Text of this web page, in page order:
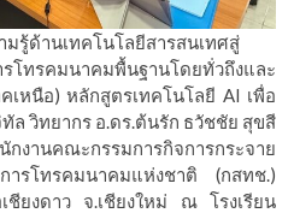
รู้ด้านเทคโนโลยีสารสนเทศสู่
ทรคมนาคมพื้นฐานโดยทั่วถึงและ
หนือ) หลักสูตรเทคโนโลยี AI เพื่อ
ล วิทยากร อ.ดร.ต้นรัก ธวัชชัย สุขสี
านคณะกรรมการกิจการกระจาย
ารโทรคมนาคมแห่งชาติ (กสทช.)
ชียงดาว จ.เชียงใหม่ ณ โรงเรียน